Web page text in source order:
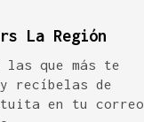
La Región
las que más te
recíbelas de
en tu correo